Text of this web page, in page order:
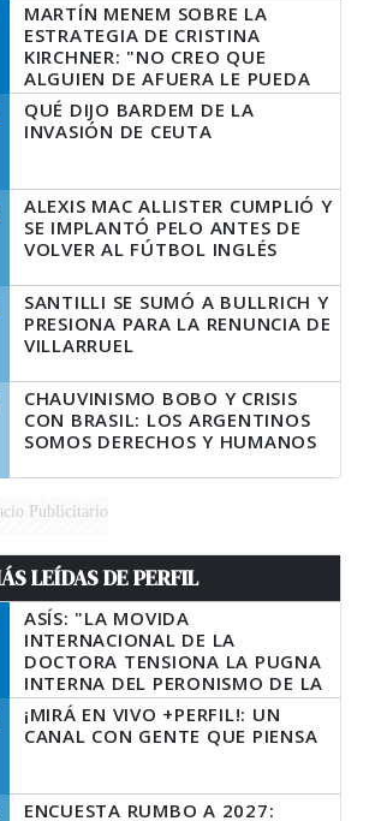
MARTÍN MENEM SOBRE LA
ESTRATEGIA DE CRISTINA
KIRCHNER: "NO CREO QUE
ALGUIEN DE AFUERA LE PUEDA
DECIR A LA JUSTICIA LO QUE
TIENE QUE HACER"
QUÉ DIJO BARDEM DE LA
INVASIÓN DE CEUTA
ALEXIS MAC ALLISTER CUMPLIÓ Y
SE IMPLANTÓ PELO ANTES DE
VOLVER AL FÚTBOL INGLÉS
SANTILLI SE SUMÓ A BULLRICH Y
PRESIONA PARA LA RENUNCIA DE
VILLARRUEL
CHAUVINISMO BOBO Y CRISIS
CON BRASIL: LOS ARGENTINOS
SOMOS DERECHOS Y HUMANOS
Publicitario
LEÍDAS DE PERFIL
ASÍS: "LA MOVIDA
INTERNACIONAL DE LA
DOCTORA TENSIONA LA PUGNA
INTERNA DEL PERONISMO DE LA
PROVINCIA DEL PECADO"
¡MIRÁ EN VIVO +PERFIL!: UN
CANAL CON GENTE QUE PIENSA
ENCUESTA RUMBO A 2027: